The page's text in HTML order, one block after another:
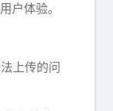
户体验。
上传的问